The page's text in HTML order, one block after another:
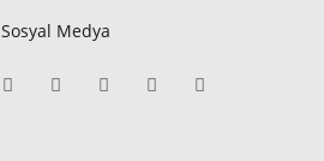
Sosyal Medya